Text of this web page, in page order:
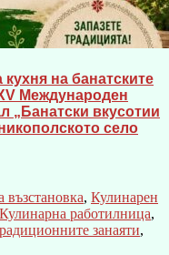
на банатските
Международен
„Банатски вкусотии
село
възстановка, Кулинарен
Кулинарна работилница,
занаяти,